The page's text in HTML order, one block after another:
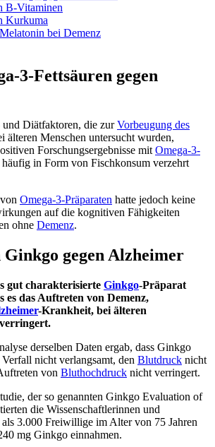
B-Vitaminen
Kurkuma
bei Demenz
3-Fettsäuren gegen
und Diätfaktoren, die zurVorbeugung des
älteren Menschen untersucht wurden,
Forschungsergebnisse mit Omega-3-
in Form von Fischkonsum verzehrt
Omega-3-Präparaten hatte jedoch keine
auf die kognitiven Fähigkeiten
ohne Demenz.
gegen Alzheimer
gut charakterisierte Ginkgo-Präparat
es das Auftreten von Demenz,
-Krankheit, bei älteren
derselben Daten ergab, dass Ginkgo
nicht verlangsamt, den Blutdruck nicht
von Bluthochdruck nicht verringert.
der so genannten Ginkgo Evaluation of
die Wissenschaftlerinnen und
als 3.000 Freiwillige im Alter von 75 Jahren
mg Ginkgo einnahmen.